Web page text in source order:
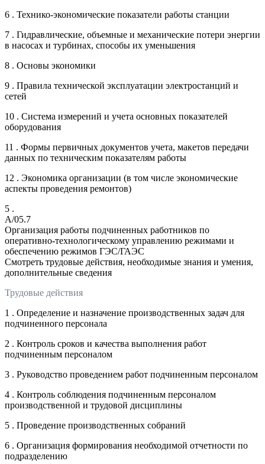
6 . Технико-экономические показатели работы станции
7 . Гидравлические, объемные и механические потери энергии
в насосах и турбинах, способы их уменьшения
8 . Основы экономики
9 . Правила технической эксплуатации электростанций и
сетей
10 . Система измерений и учета основных показателей
оборудования
11 . Формы первичных документов учета, макетов передачи
данных по техническим показателям работы
12 . Экономика организации (в том числе экономические
аспекты проведения ремонтов)
5 .
A/05.7
Организация работы подчиненных работников по
оперативно-технологическому управлению режимами и
обеспечению режимов ГЭС/ГАЭС
Смотреть трудовые действия, необходимые знания и умения,
дополнительные сведения
Трудовые действия
1 . Определение и назначение производственных задач для
подчиненного персонала
2 . Контроль сроков и качества выполнения работ
подчиненным персоналом
3 . Руководство проведением работ подчиненным персоналом
4 . Контроль соблюдения подчиненным персоналом
производственной и трудовой дисциплины
5 . Проведение производственных собраний
6 . Организация формирования необходимой отчетности по
подразделению